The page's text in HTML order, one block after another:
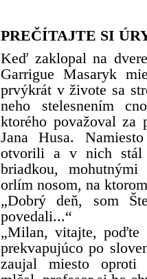
PREČÍTAJTE SI
Keď zaklopal na
Garrigue Masaryk
prvýkrát v živote sa
neho stelesnením
ktorého považoval za
Jana Husa.
otvorili a v nich stál
briadkou,
orlím nosom, na
„Dobrý deň, som
povedali...“
„Milan, vitajte, poďte
prekvapujúco po
zaujal miesto oproti